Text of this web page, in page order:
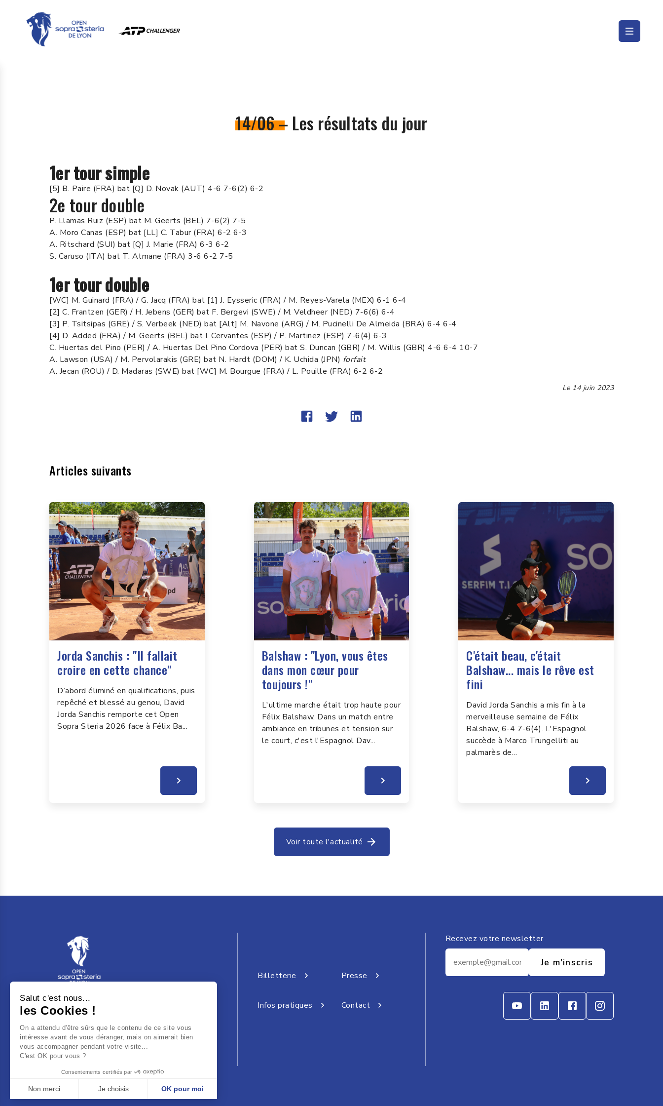
Salut c'est nous...
les Cookies !
On a attendu d'être sûrs que le contenu de ce site vous
intéresse avant de vous déranger, mais on aimerait bien
vous accompagner pendant votre visite...
C'est OK pour vous ?
Consentements certifiés par
Non merci Je choisis OK pour moi
14/06 – Les résultats du jour
1er tour simple
[5] B. Paire (FRA) bat [Q] D. Novak (AUT) 4-6 7-6(2) 6-2
2e tour double
P. Llamas Ruiz (ESP) bat M. Geerts (BEL) 7-6(2) 7-5
A. Moro Canas (ESP) bat [LL] C. Tabur (FRA) 6-2 6-3
A. Ritschard (SUI) bat [Q] J. Marie (FRA) 6-3 6-2
S. Caruso (ITA) bat T. Atmane (FRA) 3-6 6-2 7-5
1er tour double
[WC] M. Guinard (FRA) / G. Jacq (FRA) bat [1] J. Eysseric (FRA) / M. Reyes-Varela (MEX) 6-1 6-4
[2] C. Frantzen (GER) / H. Jebens (GER) bat F. Bergevi (SWE) / M. Veldheer (NED) 7-6(6) 6-4
[3] P. Tsitsipas (GRE) / S. Verbeek (NED) bat [Alt] M. Navone (ARG) / M. Pucinelli De Almeida (BRA) 6-4 6-4
[4] D. Added (FRA) / M. Geerts (BEL) bat I. Cervantes (ESP) / P. Martinez (ESP) 7-6(4) 6-3
C. Huertas del Pino (PER) / A. Huertas Del Pino Cordova (PER) bat S. Duncan (GBR) / M. Willis (GBR) 4-6 6-4 10-7
A. Lawson (USA) / M. Pervolarakis (GRE) bat N. Hardt (DOM) / K. Uchida (JPN) forfait
A. Jecan (ROU) / D. Madaras (SWE) bat [WC] M. Bourgue (FRA) / L. Pouille (FRA) 6-2 6-2
Le 14 juin 2023
Articles suivants
Jorda Sanchis : "Il fallait
croire en cette chance"
D’abord éliminé en qualifications, puis
repêché et blessé au genou, David
Jorda Sanchis remporte cet Open
Sopra Steria 2026 face à Félix Ba...
Balshaw : "Lyon, vous êtes
dans mon cœur pour
toujours !"
L'ultime marche était trop haute pour
Félix Balshaw. Dans un match entre
ambiance en tribunes et tension sur
le court, c'est l'Espagnol Dav...
C'était beau, c'était
Balshaw... mais le rêve est
fini
David Jorda Sanchis a mis fin à la
merveilleuse semaine de Félix
Balshaw, 6-4 7-6(4). L'Espagnol
succède à Marco Trungelliti au
palmarès de...
Voir toute l'actualité
Tennis Club de Lyon - 3 Bd du 11
Novembre 1918
69100 Villeurbanne
contact@opendelyon.fr
Billetterie Presse
Infos pratiques Contact
Recevez votre newsletter
Je m'inscris